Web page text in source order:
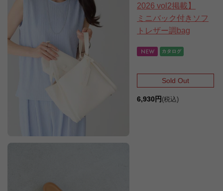
2026 vol2掲載】
ミニバック付きソフ
トレザー調bag
Sold Out
6,930円 (税込)